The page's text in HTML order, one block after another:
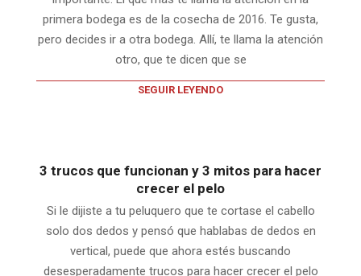
primera bodega es de la cosecha de 2016. Te gusta,
pero decides ir a otra bodega. Allí, te llama la atención
otro, que te dicen que se
SEGUIR LEYENDO
3 trucos que funcionan y 3 mitos para hacer
crecer el pelo
Si le dijiste a tu peluquero que te cortase el cabello
solo dos dedos y pensó que hablabas de dedos en
vertical, puede que ahora estés buscando
desesperadamente trucos para hacer crecer el pelo